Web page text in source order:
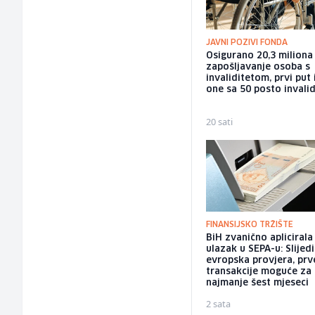
JAVNI POZIVI FONDA
Osigurano 20,3 miliona
zapošljavanje osoba s
invaliditetom, prvi put
one sa 50 posto
20 sati
FINANSIJSKO TRŽIŠTE
BiH zvanično aplicirala
ulazak u SEPA-u: Slijedi
evropska provjera,
transakcije moguće za
najmanje šest mjeseci
2 sata